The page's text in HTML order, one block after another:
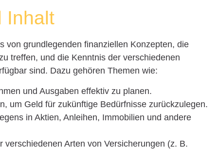
Inhalt
von grundlegenden finanziellen Konzepten, die
treffen, und die Kenntnis der verschiedenen
sind. Dazu gehören Themen wie:
und Ausgaben effektiv zu planen.
um Geld für zukünftige Bedürfnisse zurückzulegen.
in Aktien, Anleihen, Immobilien und andere
verschiedenen Arten von Versicherungen (z. B.